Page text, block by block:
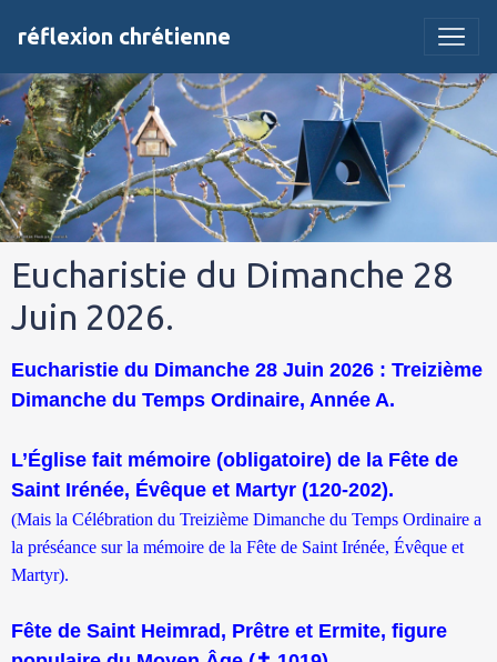
réflexion chrétienne
Eucharistie du Dimanche 28
Juin 2026.
Eucharistie du Dimanche 28 Juin 2026 : Treizième
Dimanche du Temps Ordinaire, Année A.
L’Église fait mémoire (obligatoire) de la Fête de
Saint Irénée, Évêque et Martyr (120-202).
(Mais la Célébration du Treizième Dimanche du Temps Ordinaire a
la préséance sur la mémoire de la Fête de Saint Irénée, Évêque et
Martyr).
Fête de Saint Heimrad, Prêtre et Ermite, figure